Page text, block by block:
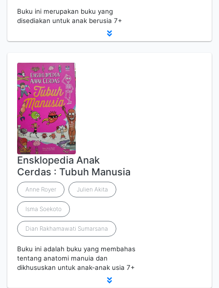
Buku ini merupakan buku yang
disediakan untuk anak berusia 7+
Ensklopedia Anak
Cerdas : Tubuh Manusia
Anne Royer Julien Akita
Isma Soekoto
Dian Rakhamawati Sumarsana
Buku ini adalah buku yang membahas
tentang anatomi manuia dan
dikhususkan untuk anak-anak usia 7+